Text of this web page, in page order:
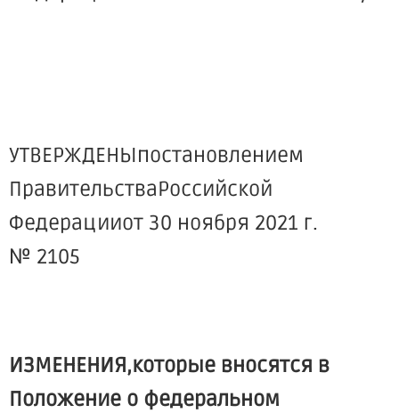
УТВЕРЖДЕНЫпостановлением
ПравительстваРоссийской
Федерацииот 30 ноября 2021 г.
№ 2105
ИЗМЕНЕНИЯ,которые вносятся в
Положение о федеральном